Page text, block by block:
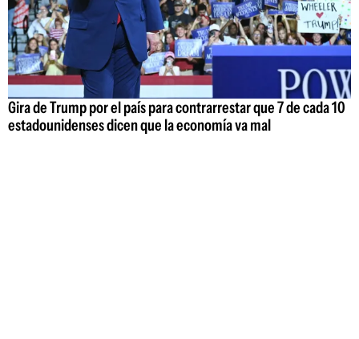
Gira de Trump por el país para contrarrestar que 7 de cada 10
estadounidenses dicen que la economía va mal